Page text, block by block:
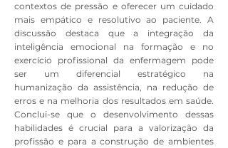
contextos de pressão e oferecer um cuidado
mais empático e resolutivo ao paciente. A
discussão destaca que a integração da
inteligência emocional na formação e no
exercício profissional da enfermagem pode
ser um diferencial estratégico na
humanização da assistência, na redução de
erros e na melhoria dos resultados em saúde.
Conclui-se que o desenvolvimento dessas
habilidades é crucial para a valorização da
profissão e para a construção de ambientes